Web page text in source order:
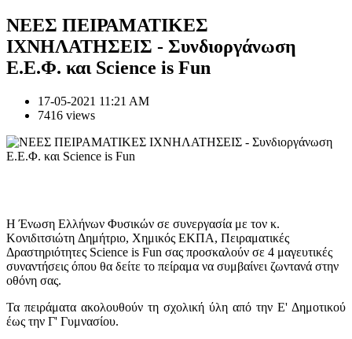
ΝΕΕΣ ΠΕΙΡΑΜΑΤΙΚΕΣ
ΙΧΝΗΛΑΤΗΣΕΙΣ - Συνδιοργάνωση
Ε.Ε.Φ. και Science is Fun
17-05-2021 11:21 AM
7416 views
Η Ένωση Ελλήνων Φυσικών σε συνεργασία με τον κ.
Κονιδιτσιώτη Δημήτριο, Χημικός ΕΚΠΑ, Πειραματικές
Δραστηριότητες Science is Fun σας προσκαλούν σε 4 μαγευτικές
συναντήσεις όπου θα δείτε το πείραμα να συμβαίνει ζωντανά στην
οθόνη σας.
Τα πειράματα ακολουθούν τη σχολική ύλη από την Ε' Δημοτικού
έως την Γ' Γυμνασίου.